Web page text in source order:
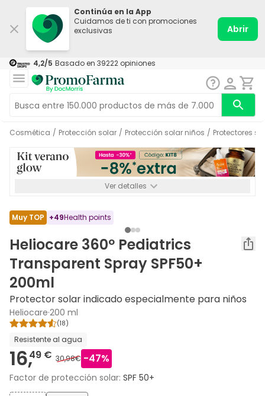
Continúa en la App
Cuidamos de ti con promociones
exclusivas
Abrir
4,2/5 Basado en 39222 opiniones
Cosmética / Protección solar / Protección solar niños / Protectores
Ver detalles
acumulable.
Muy TOP +49Health points
Heliocare 360º Pediatrics
Transparent Spray SPF50+
200ml
Protector solar indicado especialmente para niños
Heliocare·200 ml
(18)
Resistente al agua
16,49 € 30,98€ -47%
Factor de protección solar: SPF 50+